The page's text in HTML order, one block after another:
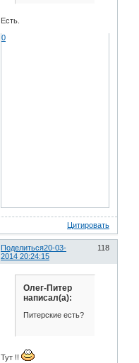
Есть.
0
Цитировать
Поделиться 118
20-03-
2014 20:24:15
Олег-Питер
написал(а):
Питерские есть?
Тут !!